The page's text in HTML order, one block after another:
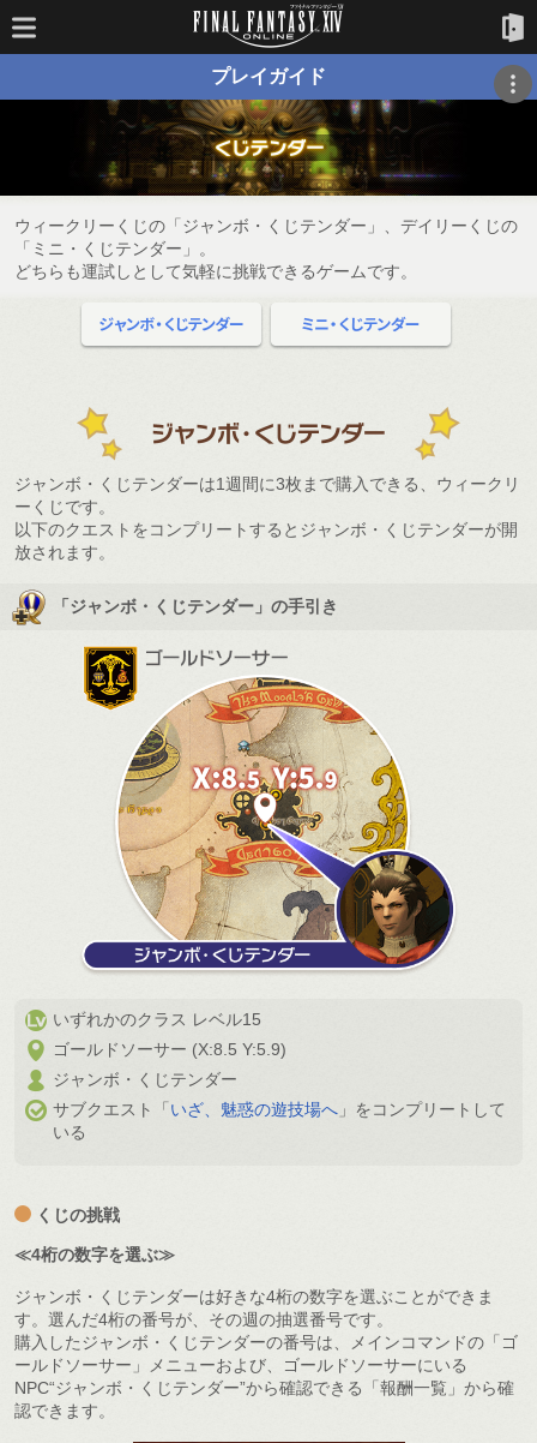
プレイガイド
ウィークリーくじの「ジャンボ・くじテンダー」、デイリーくじの
「ミニ・くじテンダー」。
どちらも運試しとして気軽に挑戦できるゲームです。
ジャンボ・くじテンダーは1週間に3枚まで購入できる、ウィークリ
ーくじです。
以下のクエストをコンプリートするとジャンボ・くじテンダーが開
放されます。
「ジャンボ・くじテンダー」の手引き
いずれかのクラス レベル15
ゴールドソーサー (X:8.5 Y:5.9)
ジャンボ・くじテンダー
サブクエスト「 いざ、魅惑の遊技場へ」をコンプリートして
いる
くじの挑戦
≪4桁の数字を選ぶ≫
ジャンボ・くじテンダーは好きな4桁の数字を選ぶことができま
す。選んだ4桁の番号が、その週の抽選番号です。
購入したジャンボ・くじテンダーの番号は、メインコマンドの「ゴ
ールドソーサー」メニューおよび、ゴールドソーサーにいる
NPC“ジャンボ・くじテンダー”から確認できる「報酬一覧」から確
認できます。